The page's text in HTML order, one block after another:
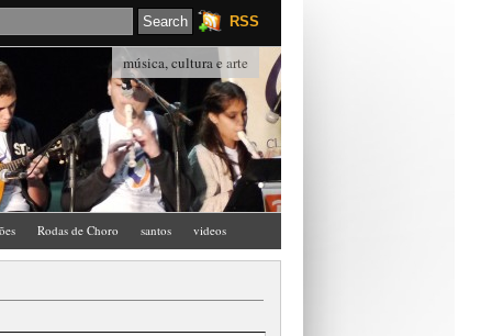
RSS
música, cultura e arte
Rodas de Choro santos videos